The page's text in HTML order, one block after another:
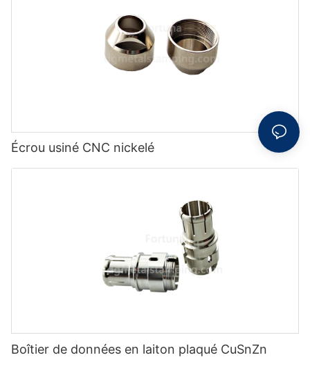
Écrou usiné CNC nickelé
Boîtier de données en laiton plaqué CuSnZn